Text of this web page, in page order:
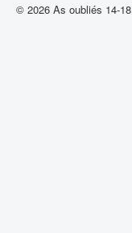
© 2026 As oubliés 14-18